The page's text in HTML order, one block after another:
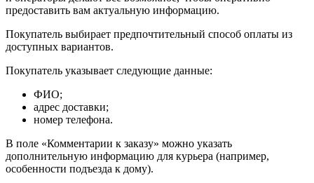
предоставить вам актуальную информацию.
Покупатель выбирает предпочтительный способ оплаты из
доступных вариантов.
Покупатель указывает следующие данные:
ФИО;
адрес доставки;
номер телефона.
В поле «Комментарии к заказу» можно указать
дополнительную информацию для курьера (например,
особенности подъезда к дому).